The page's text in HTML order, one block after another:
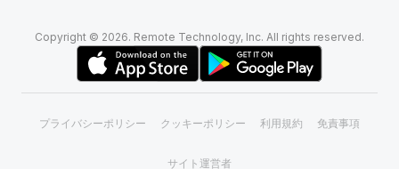
Copyright © 2026. Remote Technology, Inc. All rights reserved.
プライバシーポリシー クッキーポリシー 利用規約 免責事項
サイト運営者